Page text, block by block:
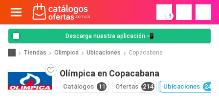
!
Descarga nuestra aplicación 📲
Tiendas Olímpica Ubicaciones Copacabana
Olímpica en Copacabana
Catálogos 11 Ofertas 214 Ubicaciones 243